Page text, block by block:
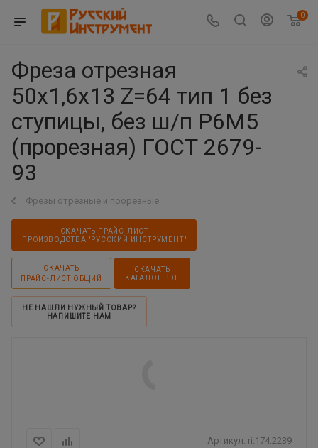
0
Фреза отрезная
50х1,6х13 Z=64 тип 1 без
ступицы, без ш/п Р6М5
(прорезная) ГОСТ 2679-
93
Фрезы отрезные и прорезные
СКАЧАТЬ ПРАЙС-ЛИСТ
ПРОИЗВОДСТВА "РУССКИЙ ИНСТРУМЕНТ"
СКАЧАТЬ
ПРАЙС-ЛИСТ ОБЩИЙ
СКАЧАТЬ
КАТАЛОГ PDF
НЕ НАШЛИ НУЖНЫЙ ТОВАР?
НАПИШИТЕ НАМ
Артикул: ri.174.2239